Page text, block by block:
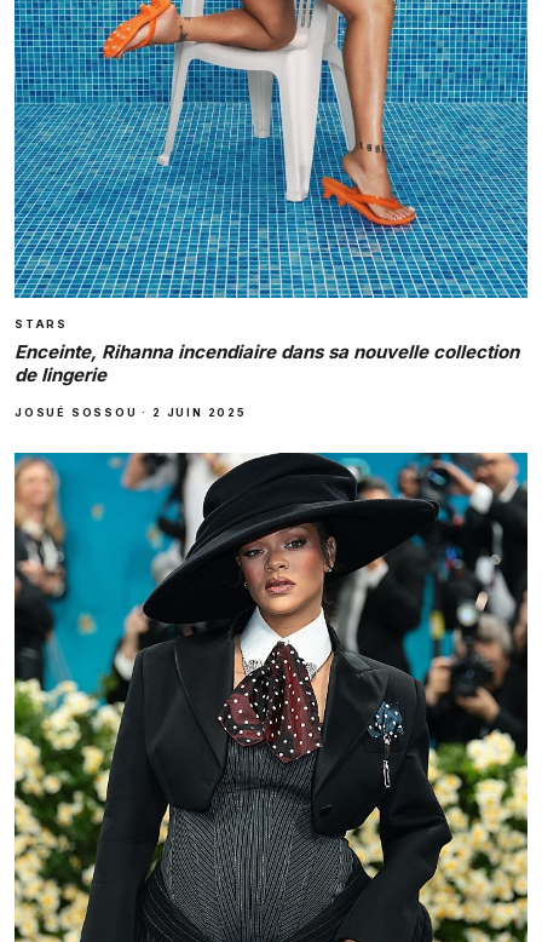
STARS
Enceinte, Rihanna incendiaire dans sa nouvelle collection
de lingerie
JOSUÉ SOSSOU · 2 JUIN 2025